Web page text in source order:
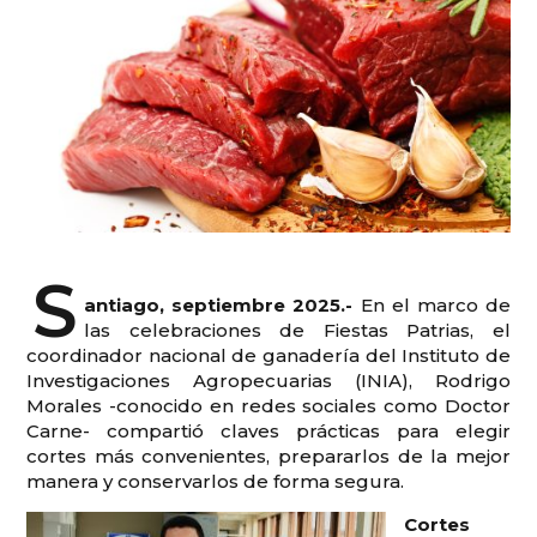
S antiago, septiembre 2025.- En el marco de
las celebraciones de Fiestas Patrias, el
coordinador nacional de ganadería del Instituto de
Investigaciones Agropecuarias (INIA), Rodrigo
Morales -conocido en redes sociales como Doctor
Carne- compartió claves prácticas para elegir
cortes más convenientes, prepararlos de la mejor
manera y conservarlos de forma segura.
Cortes